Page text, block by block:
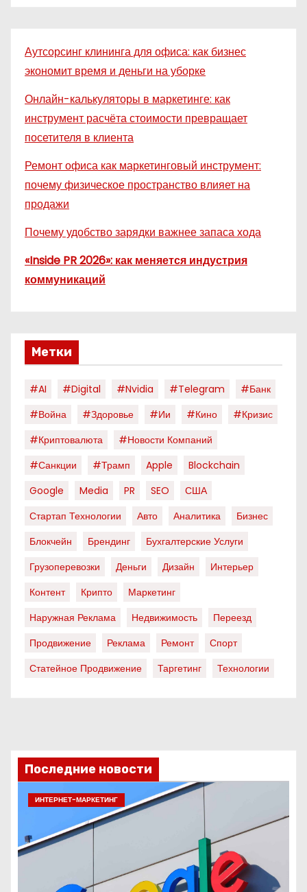
Аутсорсинг клининга для офиса: как бизнес
экономит время и деньги на уборке
Онлайн-калькуляторы в маркетинге: как
инструмент расчёта стоимости превращает
посетителя в клиента
Ремонт офиса как маркетинговый инструмент:
почему физическое пространство влияет на
продажи
Почему удобство зарядки важнее запаса хода
«Inside PR 2026»: как меняется индустрия
коммуникаций
Метки
#AI #digital #nvidia #telegram
#банк
#война
#здоровье #ии #кино
#кризис
#криптовалюта
#новости Компаний
#санкции
#трамп Apple
Blockchain
Google
Media PR SEO
США
Стартап Технологии
Авто Аналитика
Бизнес
Блокчейн
Брендинг
Бухгалтерские Услуги
Грузоперевозки
Деньги Дизайн
Интерьер
Контент
Крипто
Маркетинг
Наружная Реклама
Недвижимость
Переезд
Продвижение
Реклама Ремонт
Спорт
Статейное Продвижение
Таргетинг Технологии
Последние новости
ИНТЕРНЕТ-МАРКЕТИНГ